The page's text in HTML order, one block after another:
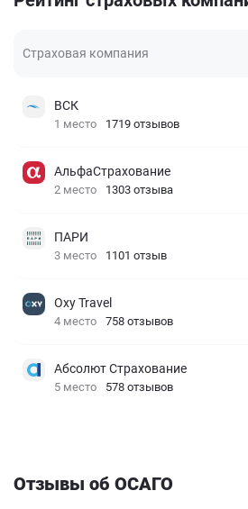
Страховая компания
ВСК
1 место 1719 отзывов
АльфаСтрахование
2 место 1303 отзыва
ПАРИ
3 место 1101 отзыв
Oxy Travel
4 место 758 отзывов
Абсолют Страхование
5 место 578 отзывов
Отзывы об ОСАГО